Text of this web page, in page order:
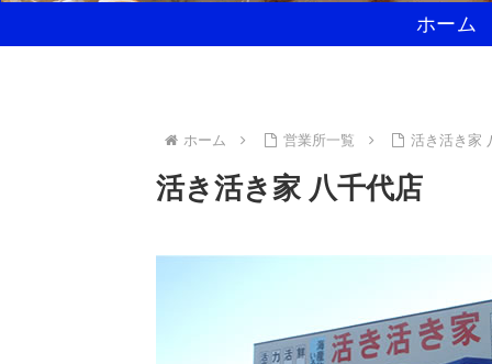
ホーム
ホーム 営業所一覧 活き活き家
活き活き家 八千代店